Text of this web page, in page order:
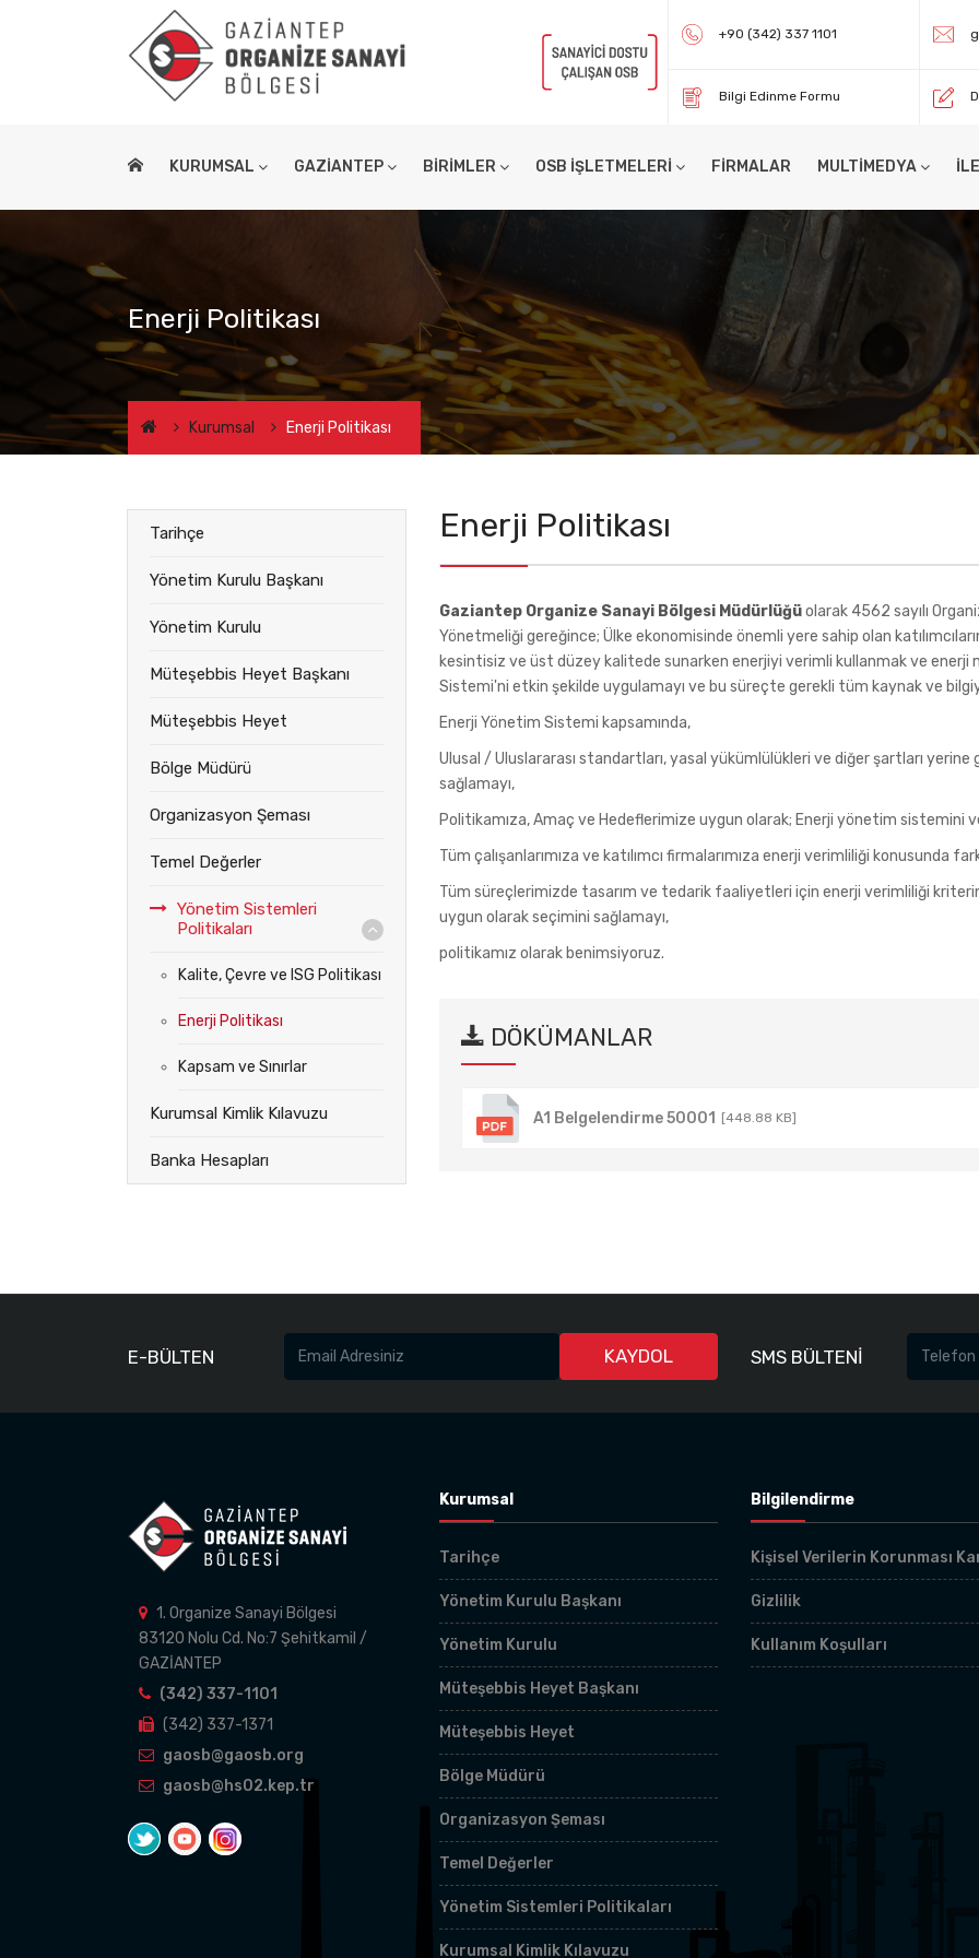
+90 (342) 337 1101
Bilgi Edinme Formu
KURUMSAL GAZİANTEP BİRİMLER OSB İŞLETMELERİ FİRMALAR MULTİMEDYA
Enerji Politikası
Kurumsal Enerji Politikası
Tarihçe
Yönetim Kurulu Başkanı
Yönetim Kurulu
Müteşebbis Heyet Başkanı
Müteşebbis Heyet
Bölge Müdürü
Organizasyon Şeması
Temel Değerler
Yönetim Sistemleri
Politikaları
Kalite, Çevre ve ISG Politikası
Enerji Politikası
Kapsam ve Sınırlar
Kurumsal Kimlik Kılavuzu
Banka Hesapları
Enerji Politikası
Gaziantep Organize Sanayi Bölgesi Müdürlüğüolarak 4562 sayılı
Yönetmeliği gereğince; Ülke ekonomisinde önemli yere sahip olan
kesintisiz ve üst düzey kalitede sunarken enerjiyi verimli kullanmak ve
Sistemi'ni etkin şekilde uygulamayı ve bu süreçte gerekli tüm kaynak ve
Enerji Yönetim Sistemi kapsamında,
Ulusal / Uluslararası standartları, yasal yükümlülükleri ve diğer şartları
sağlamayı,
Politikamıza, Amaç ve Hedeflerimize uygun olarak; Enerji yönetim sistemini
Tüm çalışanlarımıza ve katılımcı firmalarımıza enerji verimliliği konusunda
Tüm süreçlerimizde tasarım ve tedarik faaliyetleri için enerji verimliliği
uygun olarak seçimini sağlamayı,
politikamız olarak benimsiyoruz.
DÖKÜMANLAR
A1 Belgelendirme 50001 [448.88 KB]
E-BÜLTEN KAYDOL SMS BÜLTENİ
1. Organize Sanayi Bölgesi
83120 Nolu Cd. No:7 Şehitkamil /
GAZİANTEP
(342) 337-1101
(342) 337-1371
gaosb@gaosb.org
gaosb@hs02.kep.tr
Kurumsal
Tarihçe
Yönetim Kurulu Başkanı
Yönetim Kurulu
Müteşebbis Heyet Başkanı
Müteşebbis Heyet
Bölge Müdürü
Organizasyon Şeması
Temel Değerler
Yönetim Sistemleri Politikaları
Kurumsal Kimlik Kılavuzu
Bilgilendirme
Kişisel Verilerin Korunması
Gizlilik
Kullanım Koşulları